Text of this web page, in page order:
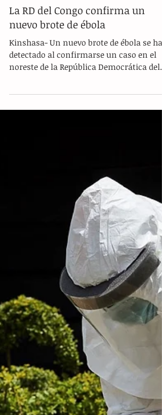
nuevo brote de ébola
Kinshasa- Un nuevo brote de ébola se ha